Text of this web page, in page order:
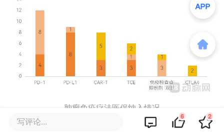
肿瘤免疫疗法医保纳入情况
写评论... 6 2